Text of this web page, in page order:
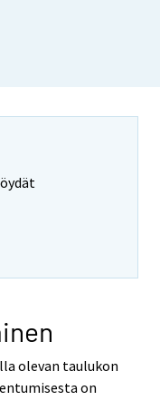
olevan taulukon
on